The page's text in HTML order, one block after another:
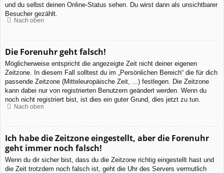
und du selbst deinen Online-Status sehen. Du wirst dann als unsichtbarer
Besucher gezählt.
Nach oben
Die Forenuhr geht falsch!
Möglicherweise entspricht die angezeigte Zeit nicht deiner eigenen
Zeitzone. In diesem Fall solltest du im „Persönlichen Bereich“ die für dich
passende Zeitzone (Mitteleuropäische Zeit, ...) festlegen. Die Zeitzone
kann dabei nur von registrierten Benutzern geändert werden. Wenn du
noch nicht registriert bist, ist dies ein guter Grund, dies jetzt zu tun.
Nach oben
Ich habe die Zeitzone eingestellt, aber die Forenuhr
geht immer noch falsch!
Wenn du dir sicher bist, dass du die Zeitzone richtig eingestellt hast und
die Zeit trotzdem noch falsch ist, geht die Uhr des Servers vermutlich